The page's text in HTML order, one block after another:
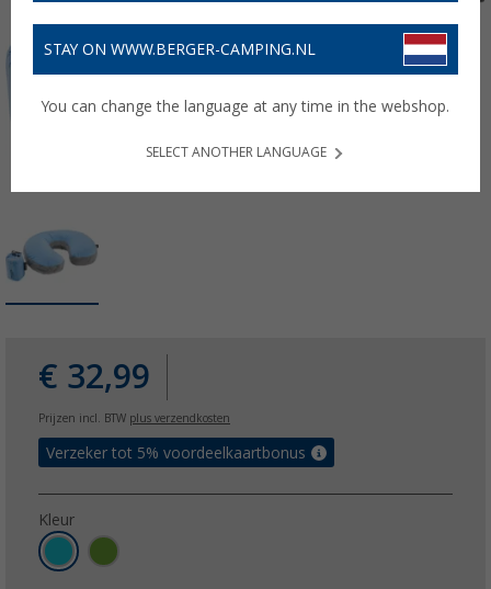
€ 32,99
Prijzen incl. BTW plus verzendkosten
Verzeker tot 5% voordeelkaartbonus
Kleur
STAY ON WWW.BERGER-CAMPING.NL
You can change the language at any time in the webshop.
SELECT ANOTHER LANGUAGE